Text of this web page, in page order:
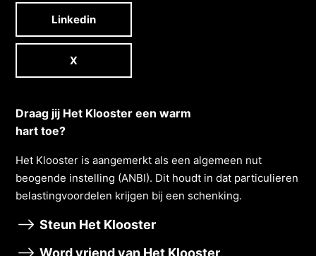
Linkedin
X
Draag jij Het Klooster een warm
hart toe?
Het Klooster is aangemerkt als een algemeen nut
beogende instelling (ANBI). Dit houdt in dat particulieren
belastingvoordelen krĳgen bĳ een schenking.
Steun Het Klooster
Word vriend van Het Klooster